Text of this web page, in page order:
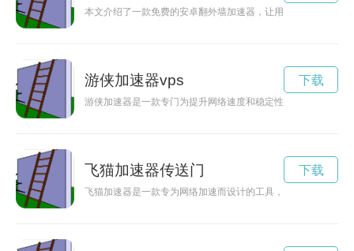
本文介绍了一款免费的安卓翻外墙加速器，让用户可以畅享网
游侠加速器vps
游侠加速器是一款专门为提升网络速度和稳定性而设计的软件
下载
飞猫加速器传送门
飞猫加速器是一款专为网络加速而设计的工具，能够帮助用户
下载